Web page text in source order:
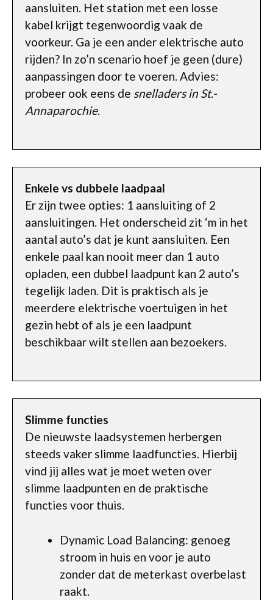
aansluiten. Het station met een losse
kabel krijgt tegenwoordig vaak de
voorkeur. Ga je een ander elektrische auto
rijden? In zo’n scenario hoef je geen (dure)
aanpassingen door te voeren. Advies:
probeer ook eens de snelladers in St.-
Annaparochie.
Enkele vs dubbele laadpaal
Er zijn twee opties: 1 aansluiting of 2
aansluitingen. Het onderscheid zit ‘m in het
aantal auto’s dat je kunt aansluiten. Een
enkele paal kan nooit meer dan 1 auto
opladen, een dubbel laadpunt kan 2 auto’s
tegelijk laden. Dit is praktisch als je
meerdere elektrische voertuigen in het
gezin hebt of als je een laadpunt
beschikbaar wilt stellen aan bezoekers.
Slimme functies
De nieuwste laadsystemen herbergen
steeds vaker slimme laadfuncties. Hierbij
vind jij alles wat je moet weten over
slimme laadpunten en de praktische
functies voor thuis.
Dynamic Load Balancing: genoeg
stroom in huis en voor je auto
zonder dat de meterkast overbelast
raakt.